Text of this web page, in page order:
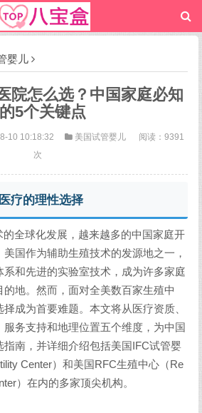
婴儿
院怎么选？中国家庭必知
的5个关键点
10 10:18:32 美国试管婴儿
阅读：9391
次
疗的理性选择
的全球化发展，越来越多的中国家庭开
国作为辅助生殖技术的发源地之一，
和先进的实验室技术，成为许多家庭
地。然而，面对全美数百家生殖中
成为首要难题。本文将从医疗资质、
务支持和地理位置五个维度，为中国
南，并详细介绍包括美国IFC试管婴
Center）和美国RFC生殖中心（Re
）在内的多家顶尖机构。